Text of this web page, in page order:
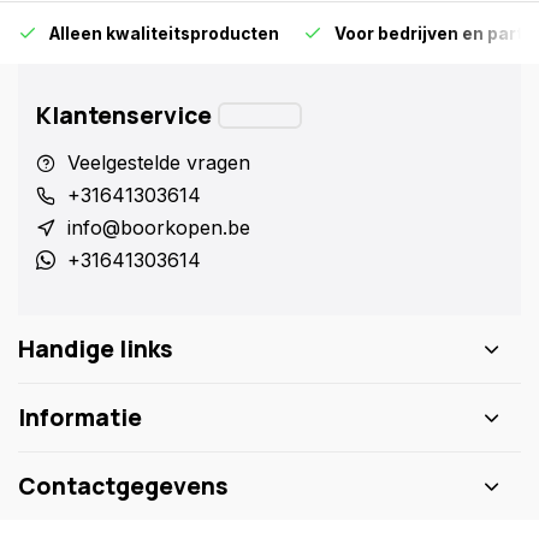
Alleen kwaliteitsproducten Voor bedrijven en
Klantenservice
Veelgestelde vragen
+31641303614
info@boorkopen.be
+31641303614
Handige links
Informatie
Contactgegevens